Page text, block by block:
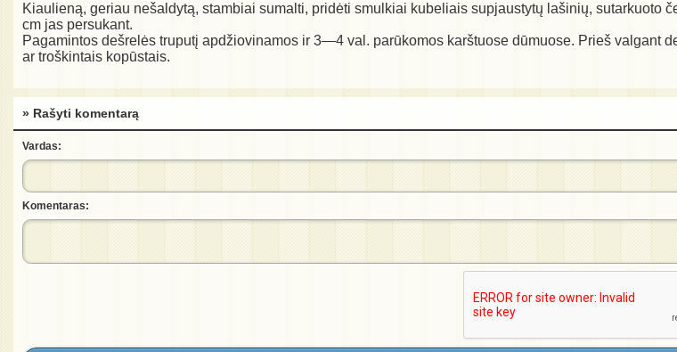
Kiaulieną, geriau nešaldytą, stambiai sumalti, pridėti smulkiai kubeliais supjaustytų lašinių,
cm jas persukant.
Pagamintos dešrelės truputį apdžiovinamos ir 3—4 val. parūkomos karštuose dūmuose. Prieš valgant
ar troškintais kopūstais.
» Rašyti komentarą
Vardas:
Komentaras: